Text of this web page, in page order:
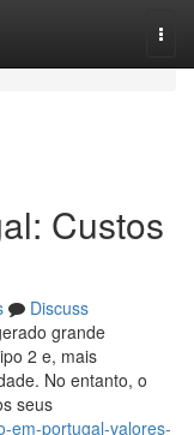
Custos
Discuss
grande
2 e, mais
No entanto, o
seus
em-portugal-valores-